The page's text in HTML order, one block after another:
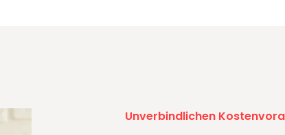
Unverbindlichen